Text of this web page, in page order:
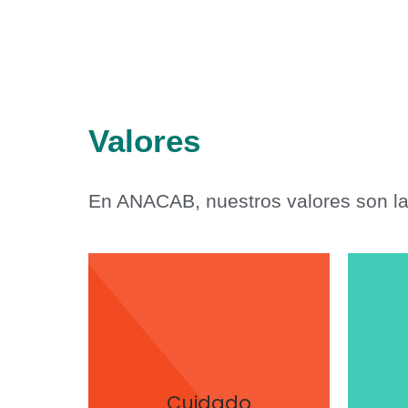
Valores
En ANACAB, nuestros valores son
Cuidado
y consumidores peruanos,